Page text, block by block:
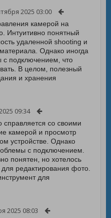
2025 03:00
камерой на
Интуитивно понятный
удаленной shooting и
Однако иногда
с подключением, что
В целом, полезный
и хранения
09:34
со своими
камерой и просмотр
устройстве. Однако
с подключением.
понятен, но хотелось
редактирования фото.
для
2025 08:03